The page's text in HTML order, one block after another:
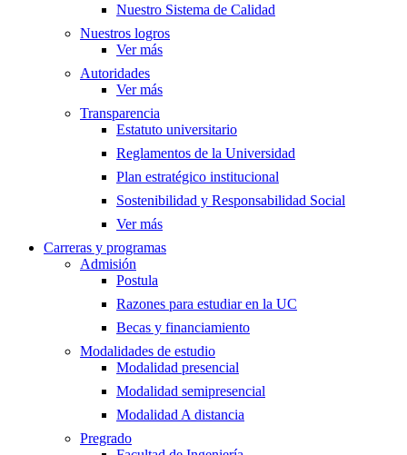
Nuestro Sistema de Calidad
Nuestros logros
Ver más
Autoridades
Ver más
Transparencia
Estatuto universitario
Reglamentos de la Universidad
Plan estratégico institucional
Sostenibilidad y Responsabilidad Social
Ver más
Carreras y programas
Admisión
Postula
Razones para estudiar en la UC
Becas y financiamiento
Modalidades de estudio
Modalidad presencial
Modalidad semipresencial
Modalidad A distancia
Pregrado